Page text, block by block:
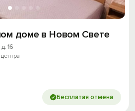
доме в Новом Свете
16
Бесплатая отмена
−5%
Оставь почту и получи
первое бронирование!
с помощью